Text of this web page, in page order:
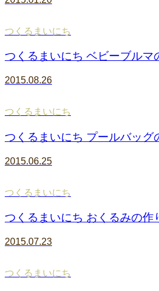
つくるまいにち
つくるまいにち ベビーブルマ
2015.08.26
つくるまいにち
つくるまいにち プールバッグ
2015.06.25
つくるまいにち
つくるまいにち おくるみの作
2015.07.23
つくるまいにち